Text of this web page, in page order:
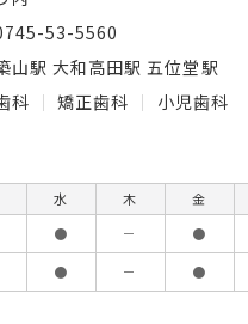
53-5560
山駅 大和高田駅 五位堂駅
科
矯正歯科 小児歯科
水 木 金
●
－ ●
●
－ ●